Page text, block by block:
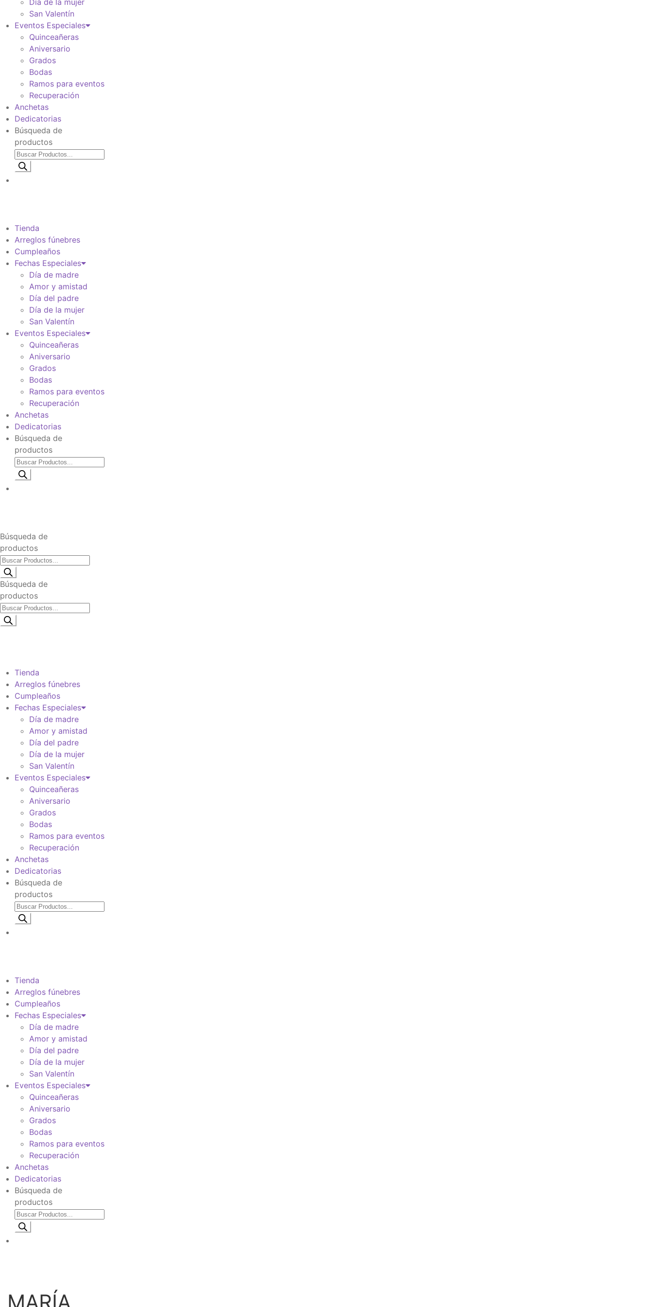
Día de la mujer
San Valentín
Eventos Especiales
Quinceañeras
Aniversario
Grados
Bodas
Ramos para eventos
Recuperación
Anchetas
Dedicatorias
Búsqueda de
productos
Tienda
Arreglos fúnebres
Cumpleaños
Fechas Especiales
Día de madre
Amor y amistad
Día del padre
Día de la mujer
San Valentín
Eventos Especiales
Quinceañeras
Aniversario
Grados
Bodas
Ramos para eventos
Recuperación
Anchetas
Dedicatorias
Búsqueda de
productos
Búsqueda de
productos
Búsqueda de
productos
Tienda
Arreglos fúnebres
Cumpleaños
Fechas Especiales
Día de madre
Amor y amistad
Día del padre
Día de la mujer
San Valentín
Eventos Especiales
Quinceañeras
Aniversario
Grados
Bodas
Ramos para eventos
Recuperación
Anchetas
Dedicatorias
Búsqueda de
productos
Tienda
Arreglos fúnebres
Cumpleaños
Fechas Especiales
Día de madre
Amor y amistad
Día del padre
Día de la mujer
San Valentín
Eventos Especiales
Quinceañeras
Aniversario
Grados
Bodas
Ramos para eventos
Recuperación
Anchetas
Dedicatorias
Búsqueda de
productos
MARÍA